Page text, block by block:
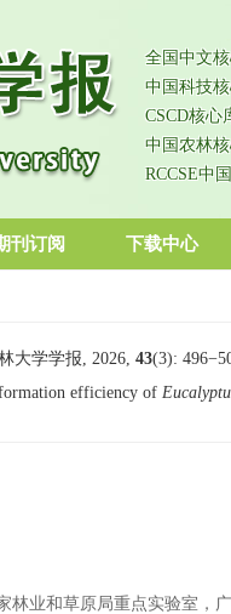
全国中文核
中国科技核
CSCD核心
中国农林核
RCCSE中
刊订阅 下载中心
大学学报, 2026, 43(3):
efficiency of
林业和草原局重点实验室，